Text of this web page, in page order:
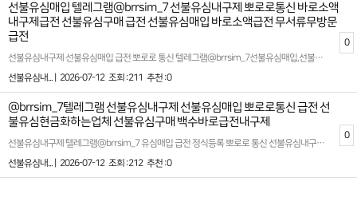
선불유심매입 텔레그램@brrsim_7 선불유심내구제 뽀로로통신 바로소액
내구제급전 선불유심구매 급전 선불유심매입 바로소액급전 무서류무방문
급전
선불유심내구제 선불유심매입 급전 뽀로로 통신 텔레그램@brrsim_7선불유심매입,선불유심구매,갑작스러운 급전,소액급전ˏ가개통،폰테크،내구제¸폰내구제‚유심내구제ˎ핸드폰내구제ˏ대출ˏ소액대출ˎ무직자대출ˏ선불유심,병원비,공과금,월세,생활비 등 긴급한 상황에서 빠르고 안전하게 생계자금을 확보할수 있습니다고객 한분 한분의 상황을 이해하고 신용이나 작업 유무와 상관없이 모두가 이용할수 있는 맞춤형 내구제 서비스를 제공합니다!급하게 필요한 자금 이제 혼자 고민하지마세요!뽀로로 통신 선불유심내구제가 신속하고 안전한 방법으로 여러분의 생활에 도움을 드리겠습니다바로 소액 현금화 생계자금 지원이 필요하다면 뽀로로 통신과 함께하세요무직자,대학생,회생자,신불자들도 부담없이 신청할수 있으며 투명하고 정직한 절차로 믿을수 있는 업체입니다확실한 파트너와 함께하세요 시간 낭비와 신용 하락을 막는 가장 좋은 방법은 처음부터 제대로 된 전문가를 만나는 것입니다텔레그램@brrsim_7 고객님의 상황을 최우선으로 고려하여 최적의 결과를 만들어 드립니다홈페이지: https://brrsim77.isweb.co.kr 홈페이지: https://litt.ly/brrsim7
선불유심내... |
2026-07-12 조회 :211 추천 :0
0
@brrsim_7텔레그램 선불유심내구제 선불유심매입 뽀로로통신 급전 선
불유심현금화하는업체 선불유심구매 백수바로급전내구제
선불유심내구제 텔레그램@brrsim_7 유심매입 급전 정식등록 뽀로로 통신 선불유심내구제 선불유심구매,선불유심매입 업체 대출단기 연체 선불유심내구제 20만원 ,핸드폰 바로소액 대출 2026년 바로소액급전 대출 소액급전ˏ가개통،폰테크،내구제¸폰내구제‚유심내구제ˎ핸드폰내구제ˏ대출ˏ소액대출ˎ무직자대출ˏ선불유심. 뽀로로 통신은 선불유심 매입 및 선불유심현금화를 전문으로 하는 정식 통신 마케팅업체입니다 뽀로로 통신은 선불유심 내구제와 소액대출 서비스를 전문으로 제공하는 저희 플랫폼은 고객님들의 긴급한 자금 문제를 빠르고 효율적으로 해결할수 있도록 최선을 다하고 있습니다 바로 소액급전을 안전하게 받아 볼수 있는 안심 선불유심 내구제 전문기업니다 특히 모바일 통해 바로 처리 가능한 소액 대출과 관련된 다양한 솔루션을 제안하며 최대 회선을 활용한 내구제 서비스도 함께 운영하고 있습니다 확실한 파트너와 함께하세요 시간 낭비와 신용 하락을 막는 가장 좋은 방법은 처음부터 제대로 된 전문가를 만나는 것입니다 홈페이지: https://brrsim77.isweb.co.kr 홈페이지: https://litt.ly/brrsim7
선불유심내... |
2026-07-12 조회 :212 추천 :0
0